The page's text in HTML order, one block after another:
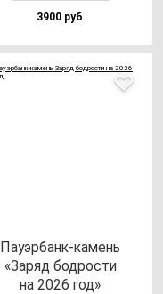
3900 руб
Пауэр­банк-ка­мень
«Заряд бод­рос­ти
на 2026 год»